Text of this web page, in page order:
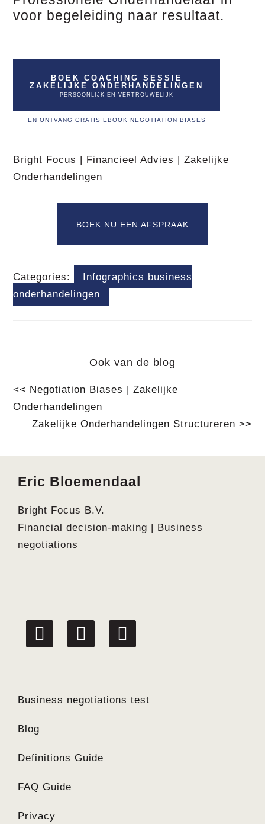
voor begeleiding naar resultaat.
BOEK COACHING SESSIE
ZAKELIJKE ONDERHANDELINGEN
PERSOONLIJK EN VERTROUWELIJK
EN ONTVANG GRATIS EBOOK NEGOTIATION BIASES
Bright Focus | Financieel Advies | Zakelijke
Onderhandelingen
BOEK NU EEN AFSPRAAK
Categories:
Infographics business
onderhandelingen
Ook van de blog
<< Negotiation Biases | Zakelijke
Onderhandelingen
Zakelijke Onderhandelingen Structureren >>
Eric Bloemendaal
Bright Focus B.V.
Financial decision-making | Business
negotiations
linkedin facebook twitter
Business negotiations test
Blog
Definitions Guide
FAQ Guide
Privacy